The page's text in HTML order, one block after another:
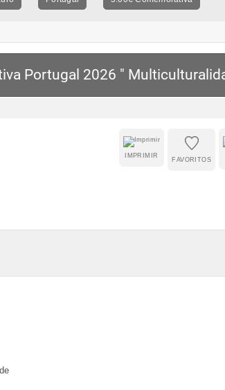
Portugal 2026 "
FAVORITOS
IMPRIMIR